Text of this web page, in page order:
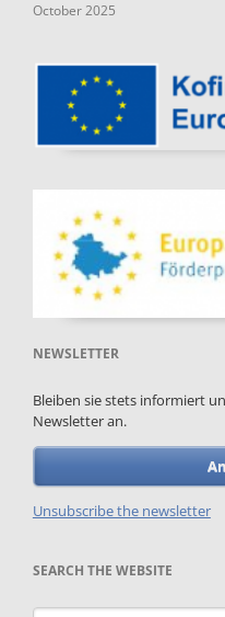
October 2025
NEWSLETTER
Bleiben sie stets informiert
Newsletter an.
Unsubscribe the newsletter
SEARCH THE WEBSITE